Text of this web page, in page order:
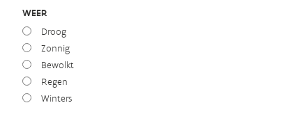
WEER
Droog
Zonnig
Bewolkt
Regen
Winters